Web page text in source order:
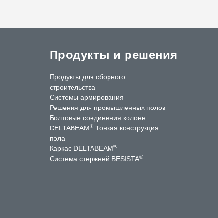
Продукты и решения
Продукты для сборного
строительства
Системы армирования
Решения для промышленных полов
Болтовые соединения колонн
DELTABEAM® Тонкая конструкция
пола
Каркас DELTABEAM®
Система стержней BESISTA®